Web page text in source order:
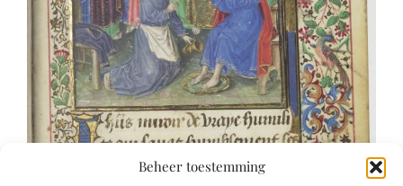
Beheer toestemming